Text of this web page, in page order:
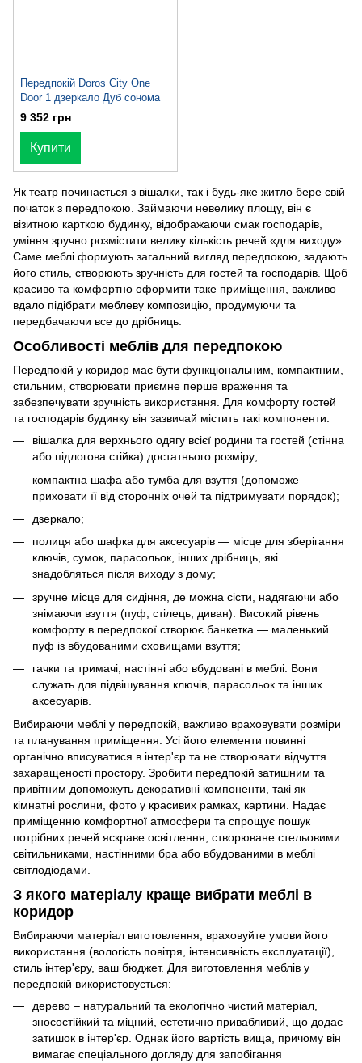
Передпокій Doros City One
Door 1 дзеркало Дуб сонома
9 352 грн
Купити
Як театр починається з вішалки, так і будь-яке житло бере свій
початок з передпокою. Займаючи невелику площу, він є
візитною карткою будинку, відображаючи смак господарів,
уміння зручно розмістити велику кількість речей «для виходу».
Саме меблі формують загальний вигляд передпокою, задають
його стиль, створюють зручність для гостей та господарів. Щоб
красиво та комфортно оформити таке приміщення, важливо
вдало підібрати меблеву композицію, продумуючи та
передбачаючи все до дрібниць.
Особливості меблів для передпокою
Передпокій у коридор має бути функціональним, компактним,
стильним, створювати приємне перше враження та
забезпечувати зручність використання. Для комфорту гостей
та господарів будинку він зазвичай містить такі компоненти:
вішалка для верхнього одягу всієї родини та гостей (стінна
або підлогова стійка) достатнього розміру;
компактна шафа або тумба для взуття (допоможе
приховати її від сторонніх очей та підтримувати порядок);
дзеркало;
полиця або шафка для аксесуарів — місце для зберігання
ключів, сумок, парасольок, інших дрібниць, які
знадобляться після виходу з дому;
зручне місце для сидіння, де можна сісти, надягаючи або
знімаючи взуття (пуф, стілець, диван). Високий рівень
комфорту в передпокої створює банкетка — маленький
пуф із вбудованими сховищами взуття;
гачки та тримачі, настінні або вбудовані в меблі. Вони
служать для підвішування ключів, парасольок та інших
аксесуарів.
Вибираючи меблі у передпокій, важливо враховувати розміри
та планування приміщення. Усі його елементи повинні
органічно вписуватися в інтер'єр та не створювати відчуття
захаращеності простору. Зробити передпокій затишним та
привітним допоможуть декоративні компоненти, такі як
кімнатні рослини, фото у красивих рамках, картини. Надає
приміщенню комфортної атмосфери та спрощує пошук
потрібних речей яскраве освітлення, створюване стельовими
світильниками, настінними бра або вбудованими в меблі
світлодіодами.
З якого матеріалу краще вибрати меблі в
коридор
Вибираючи матеріал виготовлення, враховуйте умови його
використання (вологість повітря, інтенсивність експлуатації),
стиль інтер'єру, ваш бюджет. Для виготовлення меблів у
передпокій використовується:
дерево – натуральний та екологічно чистий матеріал,
зносостійкий та міцний, естетично привабливий, що додає
затишок в інтер'єр. Однак його вартість вища, причому він
вимагає спеціального догляду для запобігання